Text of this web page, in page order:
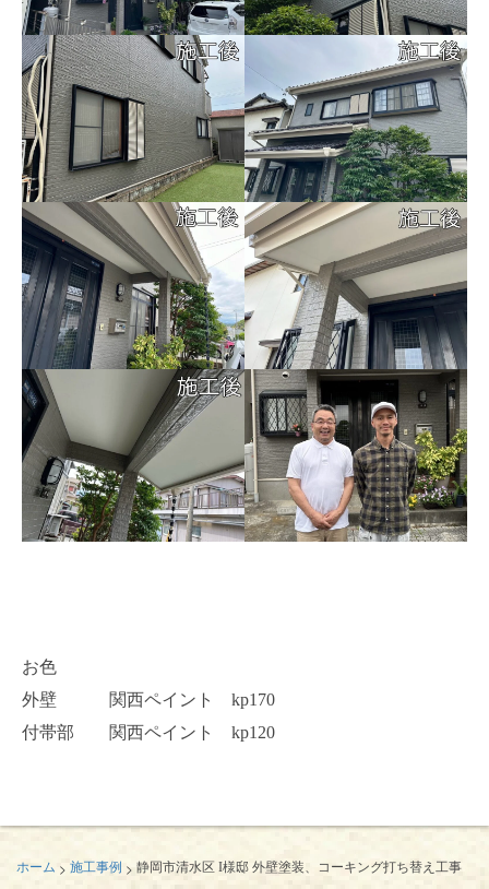
お色
外壁 関西ペイント kp170
付帯部 関西ペイント kp120
ホーム > 施工事例 > 静岡市清水区 I様邸 外壁塗装、コーキング打ち替え工事